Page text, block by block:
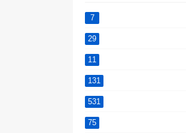
7
29
11
131
531
75